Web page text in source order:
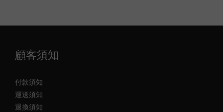
顧客須知
付款須知
運送須知
退換須知